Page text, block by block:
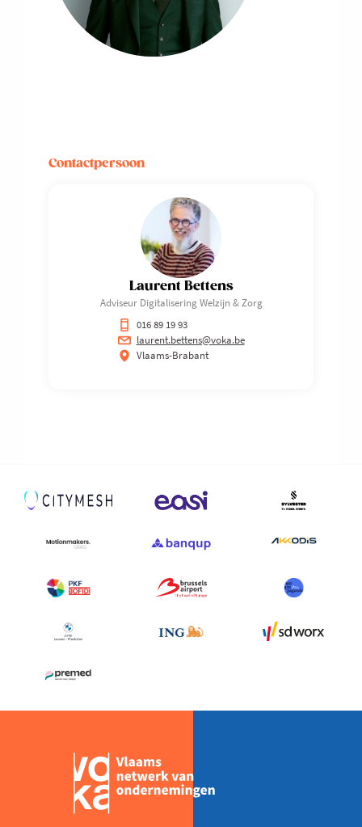
Contactpersoon
Laurent Bettens
Adviseur Digitalisering Welzijn & Zorg
016 89 19 93
laurent.bettens@voka.be
Vlaams-Brabant